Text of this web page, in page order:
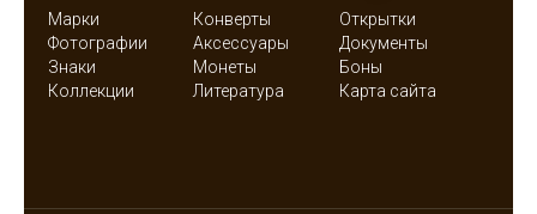
Марки Конверты
Открытки
Фотографии
Аксессуары
Документы
Знаки
Монеты
Боны
Коллекции
Литература Карта сайта